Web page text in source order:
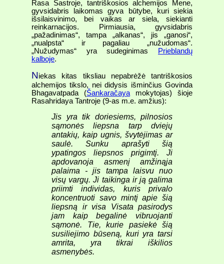
Rasa Šastroje, tantriškosios alchemijos Mene,
gyvsidabris laikomas gyva būtybe, kuri siekia
išsilaisvinimo, bei vaikas ar siela, siekianti
reinkarnacijos. Pirmiausia, gyvsidabris
„pažadinimas“, tampa „alkanas“, jis „ganosi“,
„nualpsta“ ir pagaliau „nužudomas“.
„Nužudymas“ yra sudeginimas
Prieblandų
kalboje.
Niekas kitas tiksliau nepabrėžė tantriškosios
alchemijos tikslo, nei didysis išminčius Govinda
Bhagavatpada (Šankaračayamokytojas) šioje
Rasahridaya Tantroje (9-as m.e. amžius):
Jis yra tik doriesiems, pilnosios
sąmonės liepsna tarp dviejų
antakių, kaip ugnis, švytėjimas ar
saulė. Sunku aprašyti šią
ypatingos liepsnos prigimtį. Ji
apdovanoja asmenį amžinąja
palaima - jis tampa laisvu nuo
visų vargų. Ji taikinga ir ją galima
priimti individas, kuris privalo
koncentruoti savo mintį apie šią
liepsną ir visa Visata pasirodys
jam kaip begalinė vibruojanti
sąmonė. Tie, kurie pasiekė šią
susiliejimo būseną, kuri yra tarsi
amrita, yra tikrai iškilios
asmenybės.